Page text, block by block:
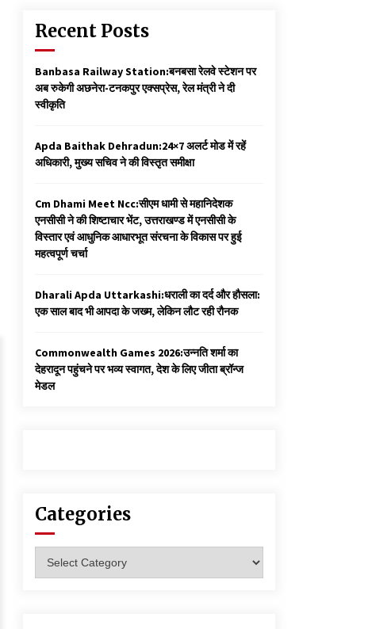
Recent Posts
Banbasa Railway Station:बनबसा रेलवे स्टेशन पर
अब रुकेगी अछनेरा-टनकपुर एक्सप्रेस, रेल मंत्री ने दी
स्वीकृति
Apda Baithak Dehradun:24×7 अलर्ट मोड में रहें
अधिकारी, मुख्य सचिव ने की विस्तृत समीक्षा
Cm Dhami Meet Ncc:सीएम धामी से महानिदेशक
एनसीसी ने की शिष्टाचार भेंट, उत्तराखण्ड में एनसीसी के
विस्तार एवं आधुनिक आधारभूत संरचना के विकास पर हुई
महत्वपूर्ण चर्चा
Dharali Apda Uttarkashi:धराली का दर्द और हौसला:
एक साल बाद भी आपदा के जख्म, लेकिन लौट रही रौनक
Commonwealth Games 2026:उन्नति शर्मा का
देहरादून पहुंचने पर भव्य स्वागत, देश के लिए जीता ब्रॉन्ज
मेडल
Categories